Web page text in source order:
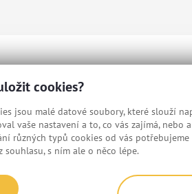
cookies?
jsou malé datové soubory, které slouží
vaše nastavení a to, co vás zajímá, nebo
různých typů cookies od vás potřebujeme
s ním ale o něco lépe.